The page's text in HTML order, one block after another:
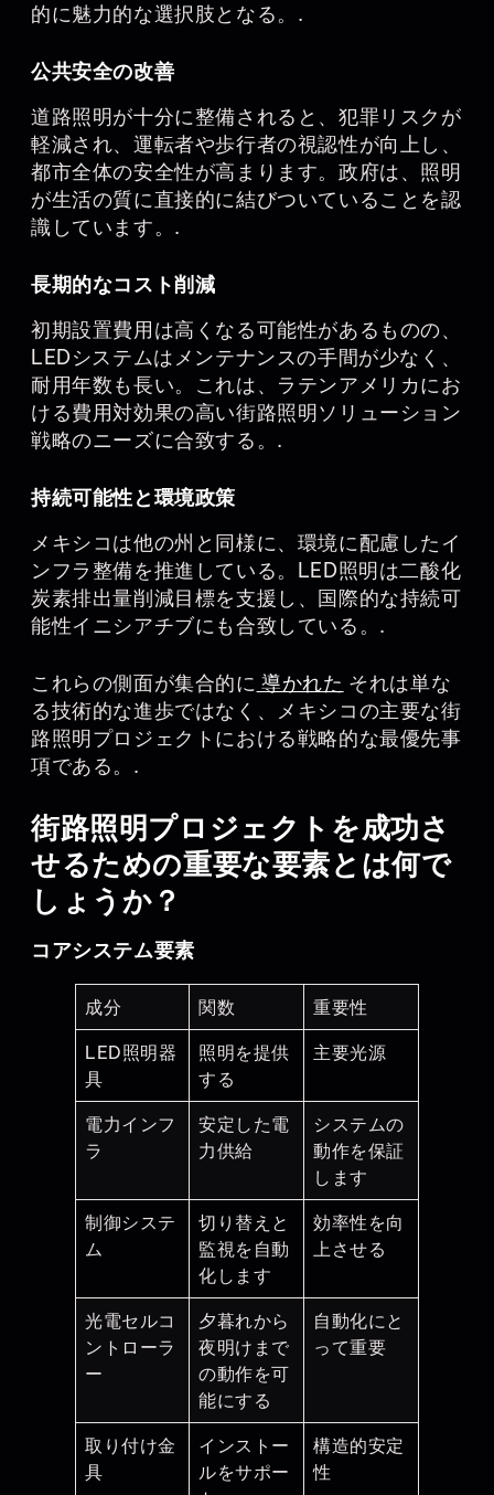
的に魅力的な選択肢となる。.
公共安全の改善
道路照明が十分に整備されると、犯罪リスクが
軽減され、運転者や歩行者の視認性が向上し、
都市全体の安全性が高まります。政府は、照明
が生活の質に直接的に結びついていることを認
識しています。.
長期的なコスト削減
初期設置費用は高くなる可能性があるものの、
LEDシステムはメンテナンスの手間が少なく、
耐用年数も長い。これは、ラテンアメリカにお
ける費用対効果の高い街路照明ソリューション
戦略のニーズに合致する。.
持続可能性と環境政策
メキシコは他の州と同様に、環境に配慮したイ
ンフラ整備を推進している。LED照明は二酸化
炭素排出量削減目標を支援し、国際的な持続可
能性イニシアチブにも合致している。.
これらの側面が集合的に 導かれた それは単な
る技術的な進歩ではなく、メキシコの主要な街
路照明プロジェクトにおける戦略的な最優先事
項である。.
街路照明プロジェクトを成功さ
せるための重要な要素とは何で
しょうか？
コアシステム要素
成分 関数 重要性
LED照明器
具
照明を提供
する
主要光源
電力インフ
ラ
安定した電
力供給
システムの
動作を保証
します
制御システ
ム
切り替えと
監視を自動
化します
効率性を向
上させる
光電セルコ
ントローラ
ー
夕暮れから
夜明けまで
の動作を可
能にする
自動化にと
って重要
取り付け金
具
インストー
ルをサポー
構造的安定
性